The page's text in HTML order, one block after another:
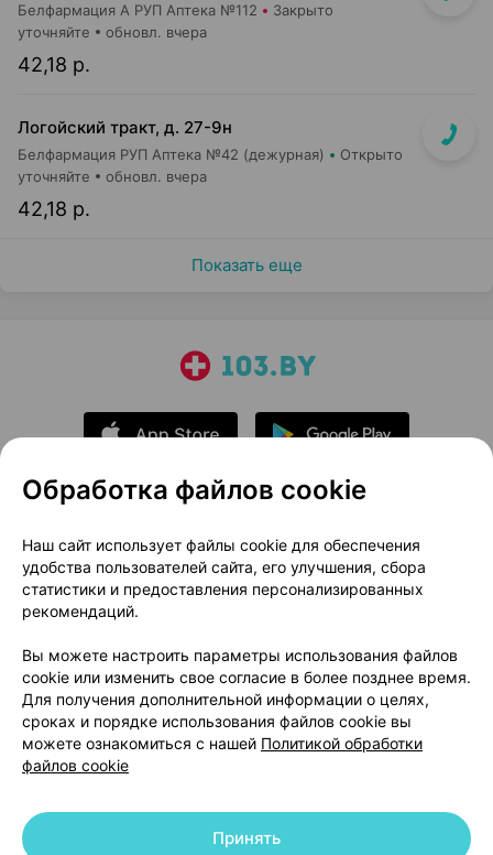
Белфармация А РУП Аптека №112 Закрыто
42,18 р.
уточняйте обновл. вчера
Логойский тракт, д. 27-9н
Белфармация РУП Аптека №42 (дежурная) Открыто
42,18 р.
уточняйте обновл. вчера
Показать еще
О проекте
Новости проекта
Размещение рекламы
Медицинский маркетинг
Публичный договор
Доставка
Способы оплаты
Вакансии
Партнеры
Написать руководителю 103.by
Написать в поддержку
Персональные настройки Cookie
Обработка файлов cookie
Наш сайт использует файлы cookie для обеспечения
удобства пользователей сайта, его улучшения, сбора
статистики и предоставления персонализированных
рекомендаций.
Вы можете настроить параметры использования файлов
cookie или изменить свое согласие в более позднее время.
Для получения дополнительной информации о целях,
сроках и порядке использования файлов cookie вы
можете ознакомиться с нашей Политикой обработки
файлов cookie
Принять